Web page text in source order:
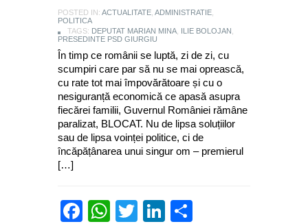
POSTED IN: ACTUALITATE ADMINISTRATIE
POLITICA
TAGS: DEPUTAT MARIAN MINA ILIE BOLOJAN
PRESEDINTE PSD GIURGIU
În timp ce românii se luptă, zi de zi, cu
scumpiri care par să nu se mai oprească,
cu rate tot mai împovărătoare și cu o
nesiguranță economică ce apasă asupra
fiecărei familii, Guvernul României rămâne
paralizat, BLOCAT. Nu de lipsa soluțiilor
sau de lipsa voinței politice, ci de
încăpățânarea unui singur om – premierul
[…]
Facebook
WhatsApp
TwitterLinkedIn